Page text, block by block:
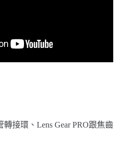
轉接環、Lens Gear PRO跟焦齒